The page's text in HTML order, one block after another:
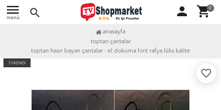
menu
menü search person shopping_cart0
anasayfa
toptan çantalar
toptan hasır bayan çantalar - el dokuma hint rafya lüks kalite
TÜKENDİ
favorite_border